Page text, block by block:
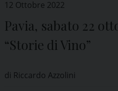
12 Ottobre 2022
Pavia, sabato 22
“Storie di Vino”
di Riccardo Azzolini